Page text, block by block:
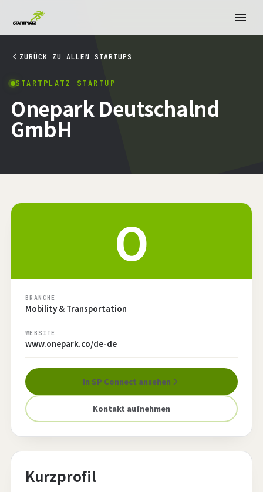
ZURÜCK ZU ALLEN STARTUPS
STARTPLATZ STARTUP
Onepark Deutschalnd
GmbH
O
BRANCHE
Mobility & Transportation
WEBSITE
www.onepark.co/de-de
In SP Connect ansehen
Kontakt aufnehmen
Kurzprofil